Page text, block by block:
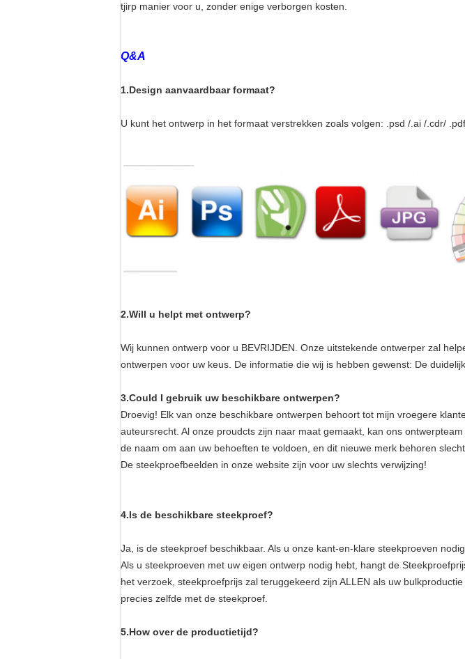
tjirp manier voor u, zonder enige verborgen kosten.
Q&A
1.Design aanvaardbaar formaat?
U kunt het ontwerp in het formaat verstrekken zoals volgen: .psd /.ai /.cdr/
2.Will u helpt met ontwerp?
Wij kunnen ontwerp voor u BEVRIJDEN. Onze uitstekende ontwerper zal
ontwerpen voor uw keus. De informatie die wij is hebben gewenst: De
3.Could I gebruik uw beschikbare ontwerpen?
Droevig! Elk van onze beschikbare ontwerpen behoort tot mijn vroegere
auteursrecht. Al onze proudcts zijn naar maat gemaakt, kan ons
de naam om aan uw behoeften te voldoen, en dit nieuwe merk behoren
De steekproefbeelden in onze website zijn voor uw slechts verwijzing!
4.Is de beschikbare steekproef?
Ja, is de steekproef beschikbaar. Als u onze kant-en-klare steekproeven
Als u steekproeven met uw eigen ontwerp nodig hebt, hangt de
het verzoek, steekproefprijs zal teruggekeerd zijn ALLEN als uw bulkproductie
precies zelfde met de steekproef.
5.How over de productietijd?